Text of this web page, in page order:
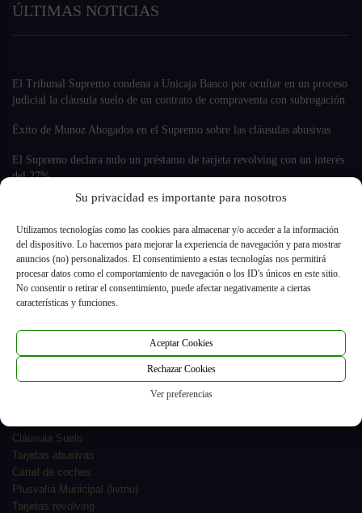
Su privacidad es importante para nosotros
Utilizamos tecnologías como las cookies para almacenar y/o acceder a la información
del dispositivo. Lo hacemos para mejorar la experiencia de navegación y para mostrar
anuncios (no) personalizados. El consentimiento a estas tecnologías nos permitirá
procesar datos como el comportamiento de navegación o los ID's únicos en este sitio.
No consentir o retirar el consentimiento, puede afectar negativamente a ciertas
características y funciones.
Aceptar Cookies
Rechazar Cookies
Ver preferencias
ÚLTIMAS NOTICIAS
El Tribunal Supremo condena a Unicaja Banco por ocultar en un proceso
judicial la cláusula suelo de un contrato de compraventa con subrogación
Éxito de Munoz Abogados en el Supremo sobre las cláusulas abusivas
El Supremo declara nulo un préstamo de tarjeta revolving con un interés
del 27%
NUESTROS SERVICIOS
Gastos Hipotecarios
Reclamación IRPH
Cláusula Suelo
Tarjetas abusivas
Cártel de coches
Plusvalía Municipal (livtnu)
Tarjetas revolving